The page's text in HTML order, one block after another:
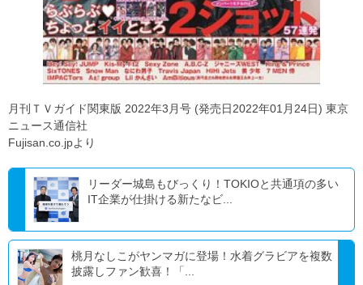
月刊ＴＶガイド関東版 2022年3月号 (発売日2022年01月24日) 東京
ニュース通信社
Fujisan.co.jpより
リーダー城島もびっくり！TOKIOと共通項の多い
IT企業が仕掛ける新たなビ...
桃月なしこがヤンマガに登場！水着グラビアを複数
披露しファン歓喜！「...